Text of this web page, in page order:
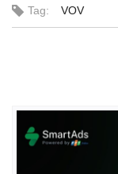
Tag: VOV